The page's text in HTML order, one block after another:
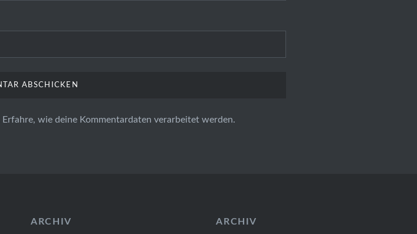
Erfahre, wie deine Kommentardaten verarbeitet werden.
ARCHIV ARCHIV